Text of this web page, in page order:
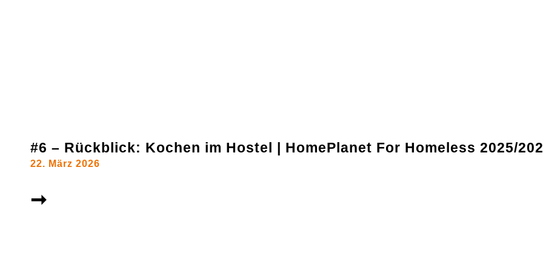
#6 – Rückblick: Kochen im Hostel | HomePlanet For Homeless 2025/
22. März 2026
➞